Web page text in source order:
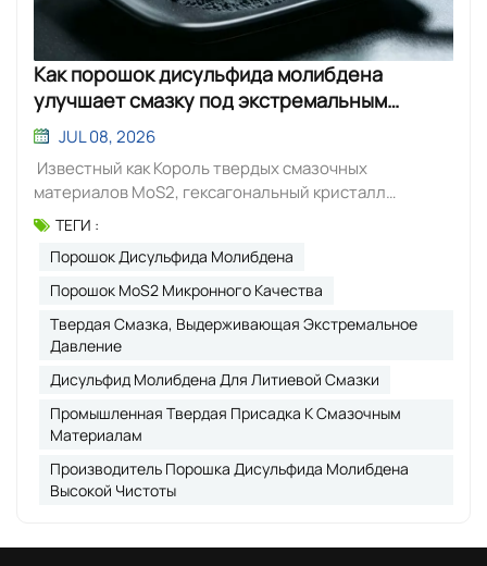
Как порошок дисульфида молибдена
улучшает смазку под экстремальным
давлением: техническое руководство
JUL 08, 2026
Известный как Король твердых смазочных
материалов MoS2, гексагональный кристалл
дисульфида молибдена, смазка широко известен
своей исключительно высокой температурой и
смазка на основе дисульфида молибдена для
тяжелых нагрузок производительность. Как
экстремального давленияБлагодаря этому, он
идеально решает распространенную проблему
выхода из строя обычных смазочных материалов и
литиевых консистентных смазок при высоких
температурах, сильном давлении и длительном
структура использует слабые ван-дер-ваальсовы
силы связи, что позволяет внутренним атомным
плотную и термостойкую защитную пленку на
ТЕГИ :
Порошок Дисульфида Молибдена
Порошок MoS2 Микронного Качества
Твердая Смазка, Выдерживающая Экстремальное
Давление
Дисульфид Молибдена Для Литиевой Смазки
Промышленная Твердая Присадка К Смазочным
Материалам
Производитель Порошка Дисульфида Молибдена
Высокой Чистоты